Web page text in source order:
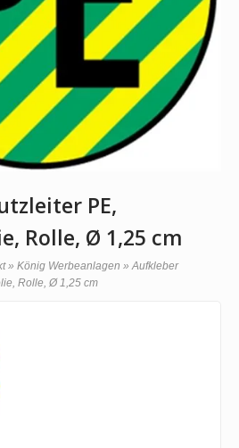
PE,
Rolle, Ø 1,25 cm
» König Werbeanlagen » Aufkleber
Rolle, Ø 1,25 cm